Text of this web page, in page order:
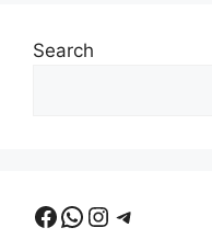
Search
Facebook
WhatsApp
Instagram
Telegram